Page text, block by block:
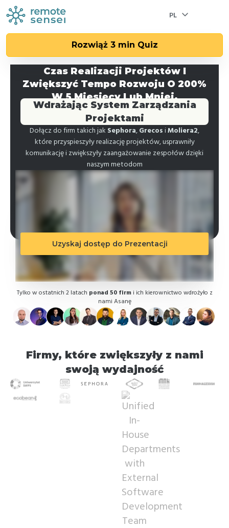
PL
Rozwiąż 3 min Quiz
Prezesów Dyrektorów i
Jak Twoja Firma Może Przyspieszyć
Czas Realizacji Projektów I
Zwiększyć Tempo Rozwoju O 200%
W 5 Miesięcy Lub Mniej,
Wdrażając System Zarządzania
Projektami
Dołącz do firm takich jak Sephora, Grecos iMoliera2,
które przyspieszyły realizację projektów, usprawniły
komunikację i zwiększyły zaangażowanie zespołów dzięki
naszym metodom
Uzyskaj dostęp do Prezentacji
Tylko w ostatnich 2 latach ponad 50 firmi ich kierownictwo wdrożyło z
nami Asanę
Firmy, które zwiększyły z nami
swoją wydajność